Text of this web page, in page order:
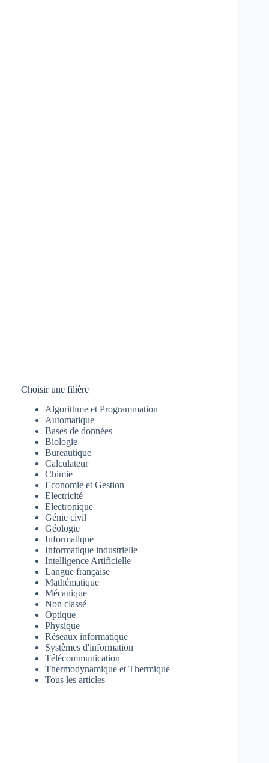
Choisir une filière
Algorithme et Programmation
Automatique
Bases de données
Biologie
Bureautique
Calculateur
Chimie
Economie et Gestion
Electricité
Electronique
Génie civil
Géologie
Informatique
Informatique industrielle
Intelligence Artificielle
Langue française
Mathématique
Mécanique
Non classé
Optique
Physique
Réseaux informatique
Systèmes d'information
Télécommunication
Thermodynamique et Thermique
Tous les articles